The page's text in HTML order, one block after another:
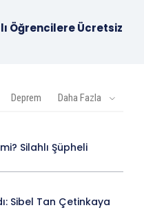
Öğrencilere Ücretsiz
Deprem Daha Fazla
Silahlı Şüpheli
Sibel Tan Çetinkaya